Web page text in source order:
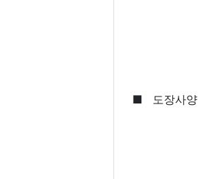
■ 도장사양